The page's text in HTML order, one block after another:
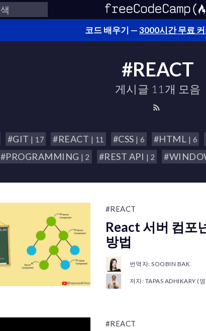
코드 배우기 —3000시간 무료
#REACT
게시글 11개 모음
#GIT | 17 #REACT | 11 #CSS | 6 #HTML | 6
#PROGRAMMING | 2 #REST API | 2
#REACT
React 서버 컴포
방법
번역자: SOOBIN BAK
저자: TAPAS ADHIKARY (
#REACT